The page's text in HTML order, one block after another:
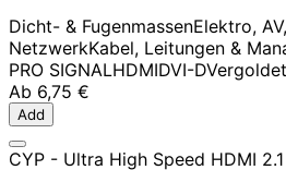
Dicht- & FugenmassenElektro,
NetzwerkKabel, Leitungen &
PRO SIGNALHDMIDVI-D
Ab 6,75 €
Add
CYP - Ultra High Speed HDMI